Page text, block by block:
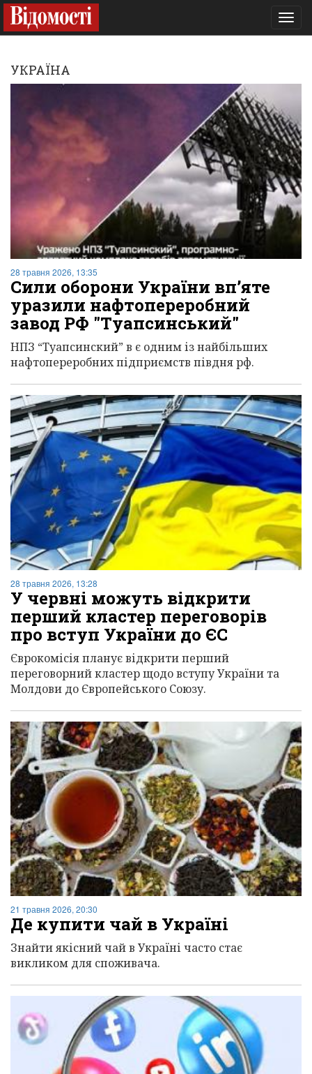
УКРАЇНА
28 травня 2026, 13:35
Сили оборони України вп’яте
уразили нафтопереробний
завод РФ "Туапсинський"
НПЗ “Туапсинский” в є одним із найбільших
нафтопереробних підприємств півдня рф.
28 травня 2026, 13:28
У червні можуть відкрити
перший кластер переговорів
про вступ України до ЄС
Єврокомісія планує відкрити перший
переговорний кластер щодо вступу України та
Молдови до Європейського Союзу.
21 травня 2026, 20:30
Де купити чай в Україні
Знайти якісний чай в Україні часто стає
викликом для споживача.